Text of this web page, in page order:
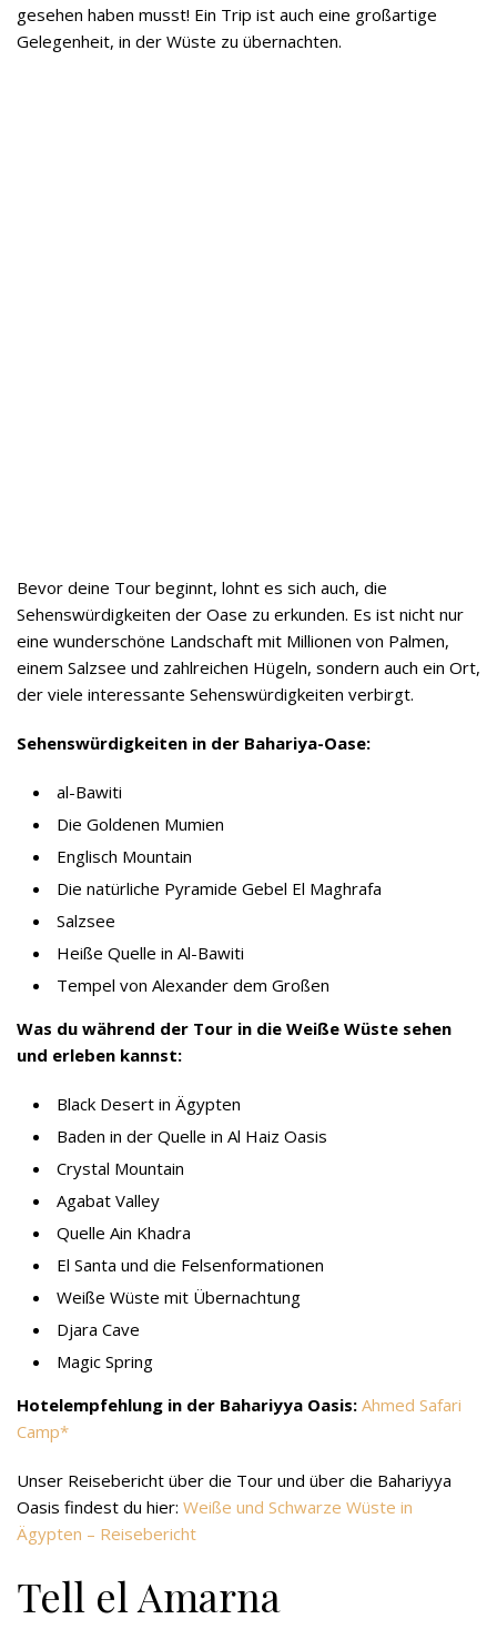
gesehen haben musst! Ein Trip ist auch eine großartige
Gelegenheit, in der Wüste zu übernachten.
Bevor deine Tour beginnt, lohnt es sich auch, die
Sehenswürdigkeiten der Oase zu erkunden. Es ist nicht nur
eine wunderschöne Landschaft mit Millionen von Palmen,
einem Salzsee und zahlreichen Hügeln, sondern auch ein Ort,
der viele interessante Sehenswürdigkeiten verbirgt.
Sehenswürdigkeiten in der Bahariya-Oase:
al-Bawiti
Die Goldenen Mumien
Englisch Mountain
Die natürliche Pyramide Gebel El Maghrafa
Salzsee
Heiße Quelle in Al-Bawiti
Tempel von Alexander dem Großen
Was du während der Tour in die Weiße Wüste sehen
und erleben kannst:
Black Desert in Ägypten
Baden in der Quelle in Al Haiz Oasis
Crystal Mountain
Agabat Valley
Quelle Ain Khadra
El Santa und die Felsenformationen
Weiße Wüste mit Übernachtung
Djara Cave
Magic Spring
Hotelempfehlung in der Bahariyya Oasis: Ahmed Safari
Camp
Unser Reisebericht über die Tour und über die Bahariyya
Oasis findest du hier: Weiße und Schwarze Wüste in
Ägypten – Reisebericht
Tell el Amarna